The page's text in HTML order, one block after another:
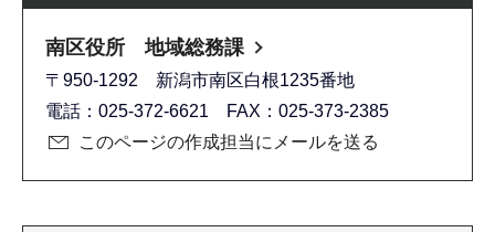
南区役所 地域総務課
〒950-1292 新潟市南区白根1235番地
電話：025-372-6621 FAX：025-373-2385
このページの作成担当にメールを送る